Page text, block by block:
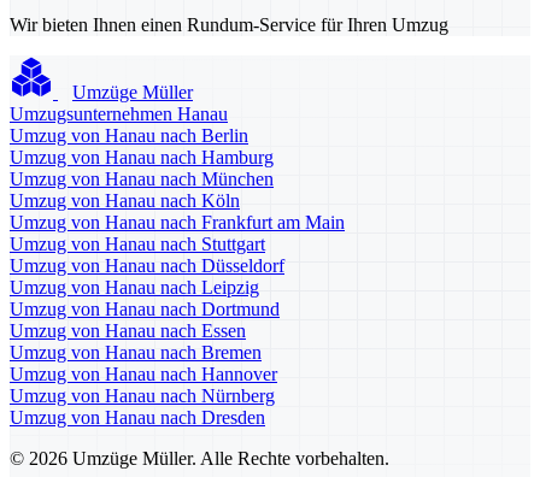
Wir bieten Ihnen einen Rundum-Service für Ihren Umzug
Umzüge Müller
Umzugsunternehmen Hanau
Umzug von Hanau nach Berlin
Umzug von Hanau nach Hamburg
Umzug von Hanau nach München
Umzug von Hanau nach Köln
Umzug von Hanau nach Frankfurt am Main
Umzug von Hanau nach Stuttgart
Umzug von Hanau nach Düsseldorf
Umzug von Hanau nach Leipzig
Umzug von Hanau nach Dortmund
Umzug von Hanau nach Essen
Umzug von Hanau nach Bremen
Umzug von Hanau nach Hannover
Umzug von Hanau nach Nürnberg
Umzug von Hanau nach Dresden
© 2026 Umzüge Müller. Alle Rechte vorbehalten.